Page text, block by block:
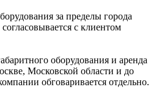
за пределы города
с клиентом
оборудования и аренда
Московской области и до
обговаривается отдельно.